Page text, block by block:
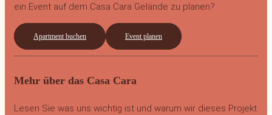
ein Event auf dem Casa Cara Gelände zu planen?
Apartment buchen Event planen
Mehr über das Casa Cara
Lesen Sie was uns wichtig ist und warum wir dieses Projekt